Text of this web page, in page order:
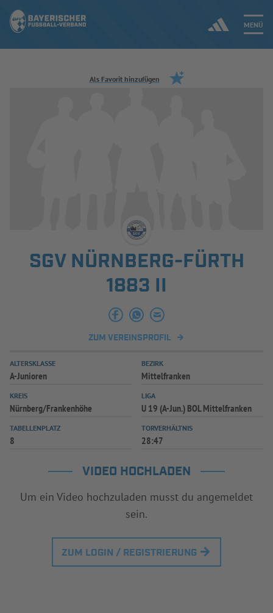
MENÜ
Jetzt einloggen
INFOTHEK SPIELPLUS
Als Favorit hinzufügen
SGV NÜRNBERG-FÜRTH
1883 II
ZUM VEREINSPROFIL
ALTERSKLASSE
A-Junioren
BEZIRK
Mittelfranken
KREIS
Nürnberg/Frankenhöhe
LIGA
U 19 (A-Jun.) BOL Mittelfranken
TABELLENPLATZ
8
TORVERHÄLTNIS
28:47
VIDEO HOCHLADEN
Um ein Video hochzuladen musst du angemeldet
sein.
ZUM LOGIN / REGISTRIERUNG